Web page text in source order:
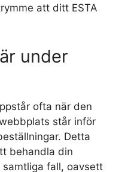
att ditt ESTA
under
ofta när den
står inför
Detta
behandla din
samtliga fall, oavsett